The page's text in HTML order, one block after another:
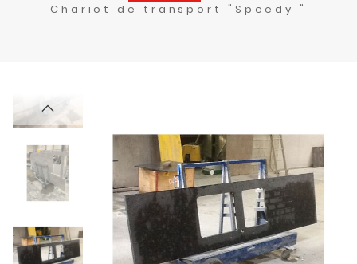
Chariot de transport "Speedy "
to
the
end
the
gallery
to
the
beginning
the
gallery